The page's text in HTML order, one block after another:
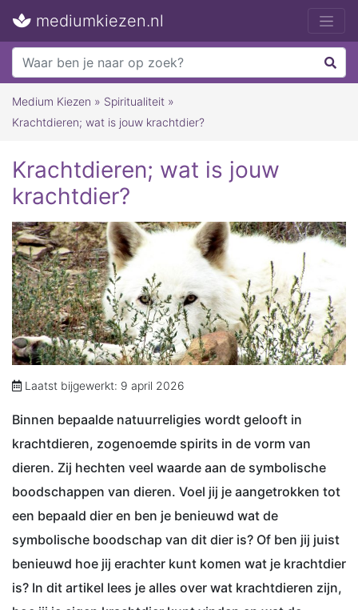
mediumkiezen.nl
Medium Kiezen » Spiritualiteit »
Krachtdieren; wat is jouw krachtdier?
Krachtdieren; wat is jouw
krachtdier?
Laatst bijgewerkt: 9 april 2026
Binnen bepaalde natuurreligies wordt gelooft in
krachtdieren, zogenoemde spirits in de vorm van
dieren. Zij hechten veel waarde aan de symbolische
boodschappen van dieren. Voel jij je aangetrokken tot
een bepaald dier en ben je benieuwd wat de
symbolische boodschap van dit dier is? Of ben jij juist
benieuwd hoe jij erachter kunt komen wat je krachtdier
is? In dit artikel lees je alles over wat krachtdieren zijn,